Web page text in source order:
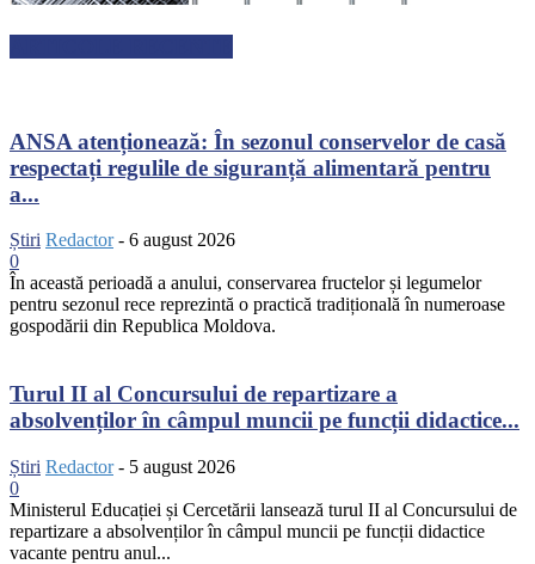
ANSA atenționează: În sezonul conservelor de casă
respectați regulile de siguranță alimentară pentru
a...
Știri Redactor - 6 august 2026
0
În această perioadă a anului, conservarea fructelor și legumelor
pentru sezonul rece reprezintă o practică tradițională în numeroase
gospodării din Republica Moldova.
Turul II al Concursului de repartizare a
absolvenților în câmpul muncii pe funcții didactice...
Știri Redactor - 5 august 2026
0
Ministerul Educației și Cercetării lansează turul II al Concursului de
repartizare a absolvenților în câmpul muncii pe funcții didactice
vacante pentru anul...